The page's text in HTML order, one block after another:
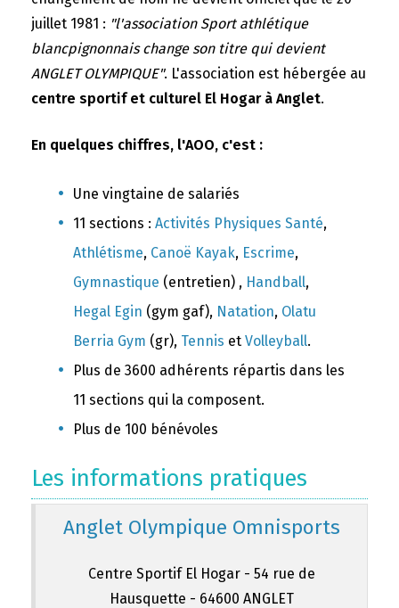
juillet 1981 : "l'association Sport athlétique
blancpignonnais change son titre qui devient
ANGLET OLYMPIQUE". L'association est hébergée au
centre sportif et culturel El Hogar à Anglet.
En quelques chiffres, l'AOO, c'est :
Une vingtaine de salariés
11 sections : Activités Physiques Santé,
Athlétisme, Canoë Kayak, Escrime,
Gymnastique (entretien) , Handball,
Hegal Egin (gym gaf), Natation, Olatu
Berria Gym (gr), Tennis et Volleyball.
Plus de 3600 adhérents répartis dans les
11 sections qui la composent.
Plus de 100 bénévoles
Les informations pratiques
Anglet Olympique Omnisports
Centre Sportif El Hogar - 54 rue de
Hausquette - 64600 ANGLET